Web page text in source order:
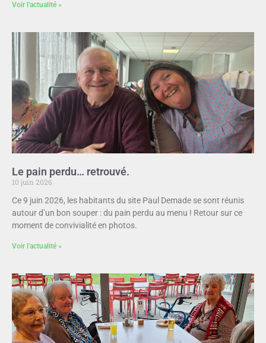
Voir l'actualité »
Le pain perdu… retrouvé.
10 juin 2026
Ce 9 juin 2026, les habitants du site Paul Demade se sont réunis
autour d’un bon souper : du pain perdu au menu ! Retour sur ce
moment de convivialité en photos.
Voir l'actualité »